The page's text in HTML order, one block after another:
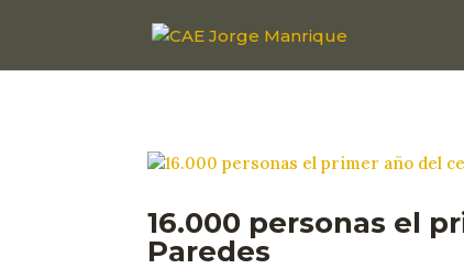
16.000 personas el
Paredes